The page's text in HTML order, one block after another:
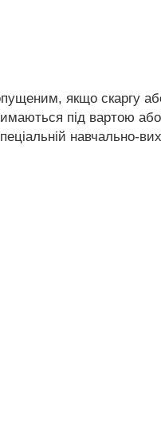
якщо скаргу
під вартою
навчально-